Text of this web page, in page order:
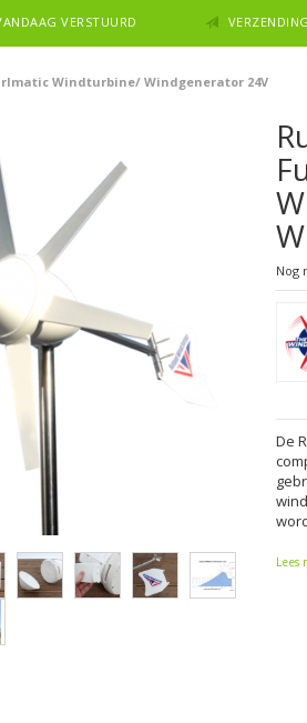
VERSTUURD
Windturbine/ Windgenerator 24V
Nog
De
Lees